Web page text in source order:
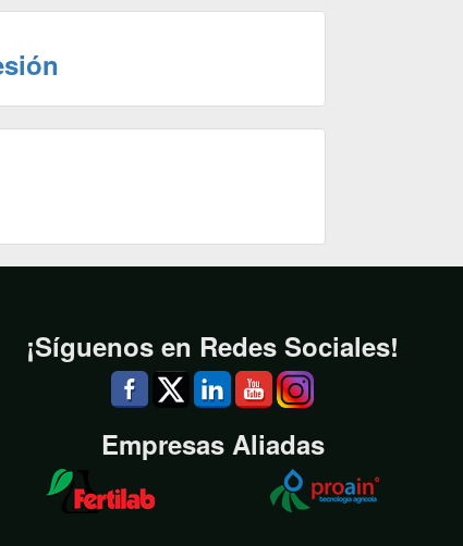
¡Síguenos en Redes Sociales!
Empresas Aliadas